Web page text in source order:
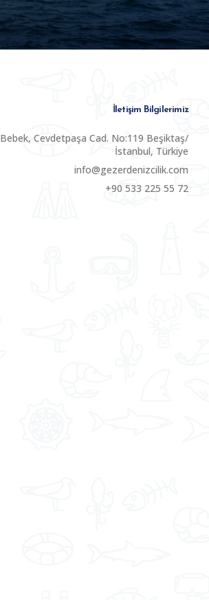
İletişim Bilgilerimiz
Bebek, Cevdetpaşa Cad. No:119 Beşiktaş/
İstanbul, Türkiye
info@gezerdenizcilik.com
+90 533 225 55 72